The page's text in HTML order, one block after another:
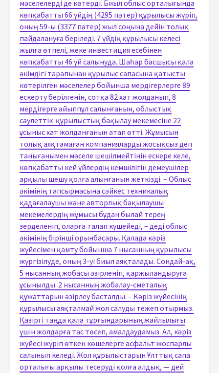
мәселелерді де көтерді. Биыл облыс орталығында
көпқабатты 66 үйдің (4295 пәтер) құрылысы жүріп,
оның 59-ы (3377 пәтер) жыл соңына дейін толық
пайдалануға беріледі. 7 үйдің құрылысы келесі
жылға өтпелі, жеке инвестиция есебінен
көпқабатты 46 үй салынуда. Шаһар басшысы қала
әкімдігі тарапынан құрылыс сапасына қатысты
көтерілген мәселелер бойынша мердігерлерге 89
ескерту берілгенін, сотқа 82 хат жолданып, 8
мердігерге айыппұл салынғанын, облыстық
сәулеттік-құрылыстық бақылау мекемесіне 22
ұсыныс хат жолданғанын атап өтті. Жұмысын
толық аяқтамаған компанияларды жосықсыз деп
танығанымен мәселе шешілмейтінін ескере келе,
көпқабатты кей үйлердің кемшілігін демеушілер
арқылы шешу қолға алынғанын жеткізді. – Облыс
әкімінің тапсырмасына сәйкес техникалық
қадағалаушы және авторлық бақылаушы
мекемелердің жұмысы бұдан былай терең
зерделеніп, оларға талап күшейеді, – деді облыс
әкімінің бірінші орынбасары. Қалада кәріз
жүйесімен қамту бойынша 7 нысанның құрылысы
жүргізілуде, оның 3-уі биыл аяқталады. Сондай-ақ,
5 нысанның жобасы әзірленіп, қаржыландыруға
ұсынылды. 2 нысанның жобалау-сметалық
құжаттарын әзірлеу басталды. – Кәріз жүйесінің
құрылысы аяқталмай жол салуды тежеп отырмыз.
Қазіргі таңда қала тұрғындарының жайлылығы
үшін жолдарға тас төсеп, амалдаудамыз. Ал, кәріз
жүйесі жүріп өткен көшелерге асфальт жоспарлы
салынып келеді. Жол құрылыстарын Ұлттық сапа
орталығы арқылы тесеруді қолға алдық, — дей